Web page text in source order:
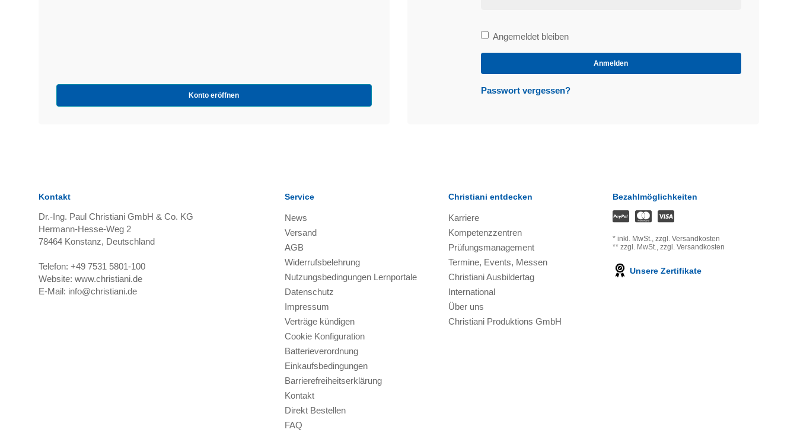
Konto eröffnen
Bleibe
angemeldet
Angemeldet bleiben
Anmelden
Passwort vergessen?
Kontakt
Dr.-Ing. Paul Christiani GmbH & Co. KG
Hermann-Hesse-Weg 2
78464Konstanz, Deutschland
Telefon: +49 7531 5801-100
Website: www.christiani.de
E-Mail: info@christiani.de
Service
News
Versand
AGB
Widerrufsbelehrung
Nutzungsbedingungen Lernportale
Datenschutz
Impressum
Verträge kündigen
Cookie Konfiguration
Batterieverordnung
Einkaufsbedingungen
Barrierefreiheitserklärung
Kontakt
Direkt Bestellen
FAQ
Christiani entdecken
Karriere
Kompetenzzentren
Prüfungsmanagement
Termine, Events, Messen
Christiani Ausbildertag
International
Über uns
Christiani Produktions GmbH
Bezahlmöglichkeiten
* inkl. MwSt., zzgl. Versandkosten
** zzgl. MwSt., zzgl. Versandkosten
Unsere Zertifikate